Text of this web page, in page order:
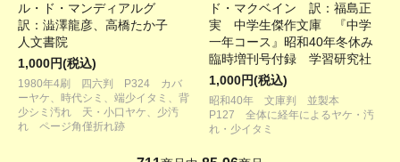
ル・ド・マンディアルグ
訳：澁澤龍彦、高橋たか子
人文書院
1,000円(税込)
1980年4刷 四六判 P324 カバ
ーヤケ、時代シミ、端少イタミ、背
少シミ汚れ 天・小口ヤケ、少汚
れ ページ角僅折れ跡
ド・マクベイン 訳：福島正
実 中学生傑作文庫 『中学
一年コース』昭和40年冬休み
臨時増刊号付録 学習研究社
1,000円(税込)
昭和40年 文庫判 並製本
P127 全体に経年によるヤケ・汚
れ・少イタミ